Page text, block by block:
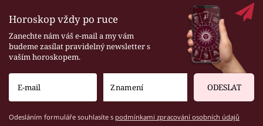
Horoskop vždy po ruce
Zanechte nám váš e-mail a my vám
budeme zasílat pravidelný newsletter s
vaším horoskopem.
ODESLAT
Odesláním formuláře souhlasíte s podmínkami zpracování osobních údajů